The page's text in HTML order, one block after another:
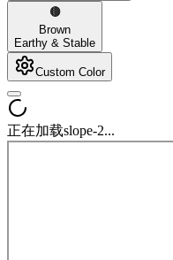
🟤
Brown
Earthy & Stable
Custom Color
正在加载slope-2...